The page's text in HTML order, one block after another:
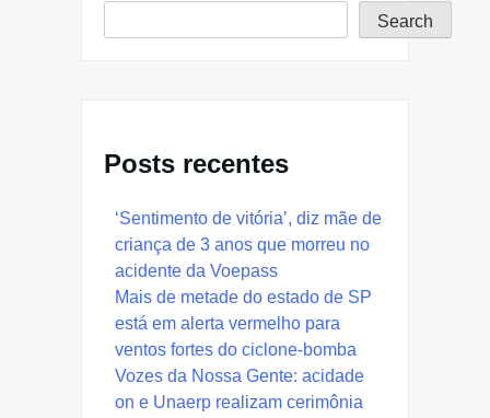
Search
Posts recentes
‘Sentimento de vitória’, diz mãe de
criança de 3 anos que morreu no
acidente da Voepass
Mais de metade do estado de SP
está em alerta vermelho para
ventos fortes do ciclone-bomba
Vozes da Nossa Gente: acidade
on e Unaerp realizam cerimônia